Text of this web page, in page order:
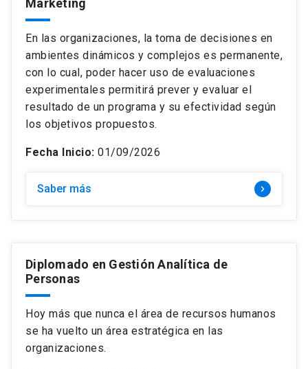
Curso
Diplomado
Magíster
Temática
Estrategia e Innovación
Finanzas
Gestión y Operaciones
Marketing y Ventas
Personas y Liderazgo
Modalidad keyboard_arrow_down
Híbrido
Online
Online: Clases en vivo
Presencial
Precio keyboard_arrow_down
+$4.500.000
$0 – $1.499.000
$1.500.000 – $2.499.000
Mes de inicio keyboard_arrow_down
Buscar
Marketing
En las organizaciones, la toma de decisiones en
ambientes dinámicos y complejos es permanente,
con lo cual, poder hacer uso de evaluaciones
experimentales permitirá prever y evaluar el
resultado de un programa y su efectividad según
los objetivos propuestos.
Fecha Inicio: 01/09/2026
Saber más keyboard_arrow_right
Diplomado en Gestión Analítica de
Personas
Hoy más que nunca el área de recursos humanos
se ha vuelto un área estratégica en las
organizaciones.